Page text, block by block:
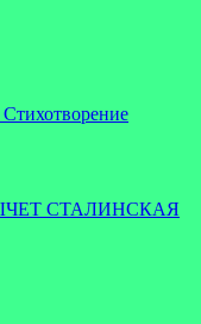
СТАЛИНСКАЯ